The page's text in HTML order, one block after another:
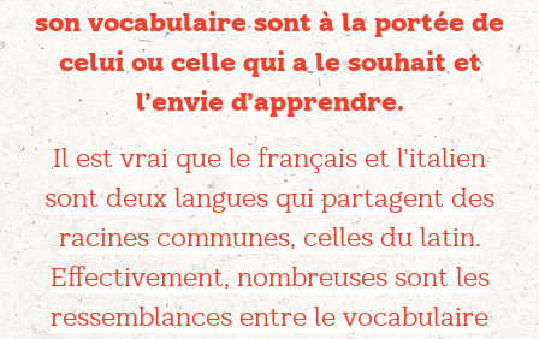
son vocabulaire sont à la portée de
celui ou celle qui a le souhait et
l’envie d’apprendre.
Il est vrai que le français et l’italien
sont deux langues qui partagent des
racines communes, celles du latin.
Effectivement, nombreuses sont les
ressemblances entre le vocabulaire